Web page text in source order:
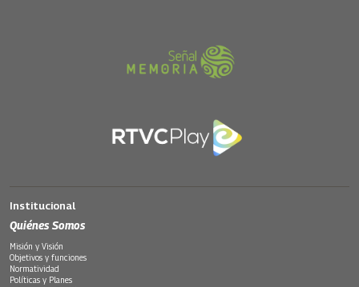
Institucional
Quiénes Somos
Misión y Visión
Objetivos y funciones
Normatividad
Políticas y Planes